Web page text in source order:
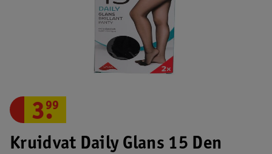
Kruidvat Daily Glans 15 Den
3.
99